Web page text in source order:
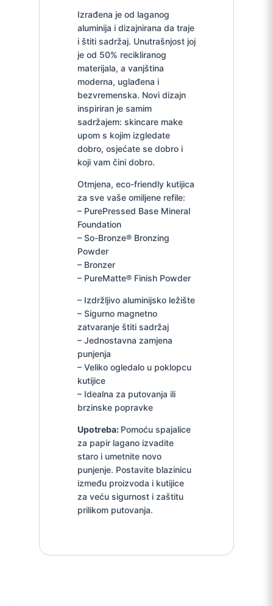
Izrađena je od laganog
aluminija i dizajnirana da traje
i štiti sadržaj. Unutrašnjost joj
je od 50% recikliranog
materijala, a vanjština
moderna, uglađena i
bezvremenska. Novi dizajn
inspiriran je samim
sadržajem: skincare make
upom s kojim izgledate
dobro, osjećate se dobro i
koji vam čini dobro.
Otmjena, eco-friendly kutijica
za sve vaše omiljene refile:
– PurePressed Base Mineral
Foundation
– So-Bronze® Bronzing
Powder
– Bronzer
– PureMatte® Finish Powder
– Izdržljivo aluminijsko ležište
– Sigurno magnetno
zatvaranje štiti sadržaj
– Jednostavna zamjena
punjenja
– Veliko ogledalo u poklopcu
kutijice
– Idealna za putovanja ili
brzinske popravke
Upotreba: Pomoću spajalice
za papir lagano izvadite
staro i umetnite novo
punjenje. Postavite blazinicu
između proizvoda i kutijice
za veću sigurnost i zaštitu
prilikom putovanja.